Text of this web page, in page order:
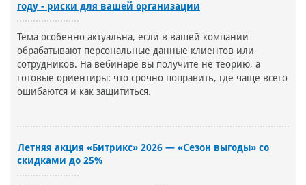
году - риски для вашей организации
Тема особенно актуальна, если в вашей компании
обрабатывают персональные данные клиентов или
сотрудников. На вебинаре вы получите не теорию, а
готовые ориентиры: что срочно поправить, где чаще всего
ошибаются и как защититься.
Летняя акция «Битрикс» 2026 — «Сезон выгоды» со
скидками до 25%